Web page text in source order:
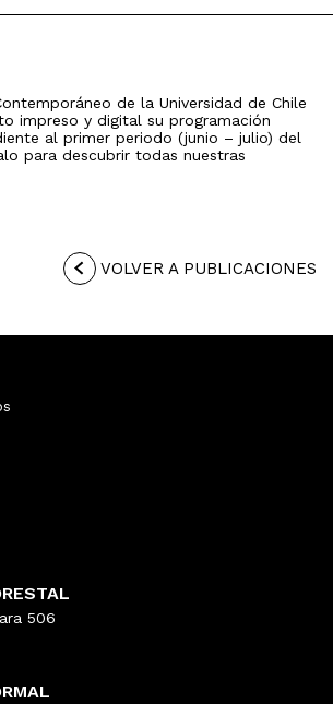
de la Universidad de Chile
impreso y digital su programación
al primer periodo (junio – julio) del
para descubrir todas nuestras
VOLVER A PUBLICACIONES
506